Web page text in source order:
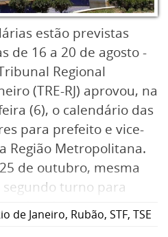
estão previstas
de 16 a 20 de agosto -
Regional
(TRE-RJ) aprovou, na
(6), o calendário das
para prefeito e vice-
Região Metropolitana.
de outubro, mesma
turno para
A chapa
mandato até 31 de
de Janeiro, Rubão, STF, TSE